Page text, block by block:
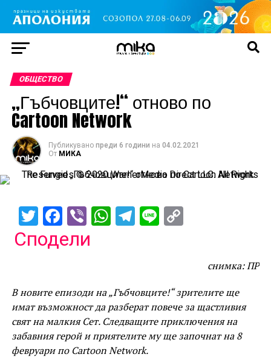
ОБЩЕСТВО
„Гъбчовците!“ отново по
Cartoon Network
Публикувано преди 6 години на 04.02.2021
От МИКА
TwitterFacebook
ViberWhatsApp
Telegram
Line
Сподели
снимка: ПР
В новите епизоди на „Гъбчовците!“ зрителите ще
имат възможност да разберат повече за щастливия
свят на малкия Сет. Следващите приключения на
забавния герой и приятелите му ще започнат на 8
февруари по Cartoon Network.